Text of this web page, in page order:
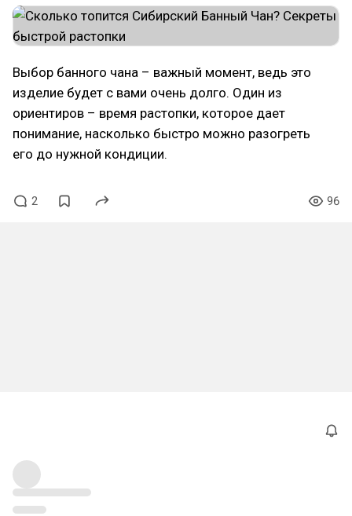
Выбор банного чана – важный момент, ведь это
изделие будет с вами очень долго. Один из
ориентиров – время растопки, которое дает
понимание, насколько быстро можно разогреть
его до нужной кондиции.
2 96